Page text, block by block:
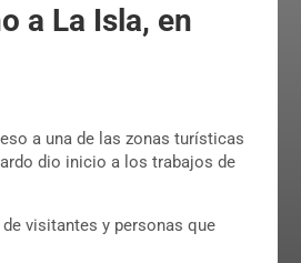
a La Isla, en
a una de las zonas turísticas
dio inicio a los trabajos de
visitantes y personas que